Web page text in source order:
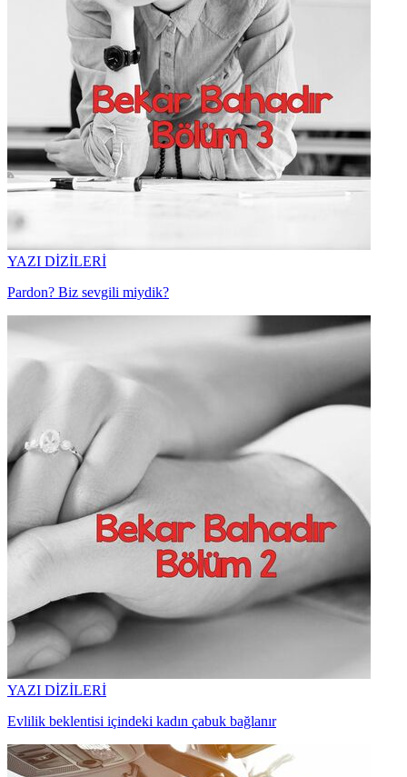
YAZI DİZİLERİ
Pardon? Biz sevgili miydik?
YAZI DİZİLERİ
Evlilik beklentisi içindeki kadın çabuk bağlanır